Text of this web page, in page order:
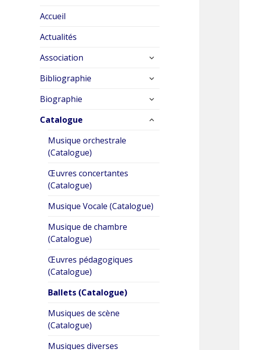
Accueil
Actualités
Association
ouvrir
sous-
Bibliographie
ouvrir
sous-
Biographie
ouvrir
sous-
Catalogue
ouvrir
Musique orchestrale
(Catalogue)
Œuvres concertantes
(Catalogue)
Musique Vocale (Catalogue)
Musique de chambre
(Catalogue)
Œuvres pédagogiques
(Catalogue)
Ballets (Catalogue)
Musiques de scène
(Catalogue)
Musiques diverses